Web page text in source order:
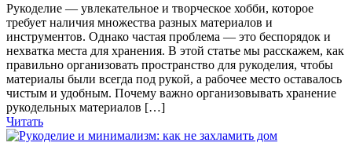
Рукоделие — увлекательное и творческое хобби, которое
требует наличия множества разных материалов и
инструментов. Однако частая проблема — это беспорядок и
нехватка места для хранения. В этой статье мы расскажем, как
правильно организовать пространство для рукоделия, чтобы
материалы были всегда под рукой, а рабочее место оставалось
чистым и удобным. Почему важно организовывать хранение
рукодельных материалов […]
Читать